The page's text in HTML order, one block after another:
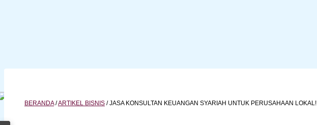
BERANDA/ARTIKEL BISNIS /JASA KONSULTAN KEUANGAN SYARIAH UNTUK PERUSAHAAN LOKAL!